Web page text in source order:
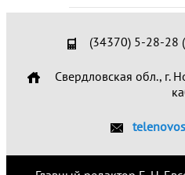
(34370) 5-28-28
Свердловская обл., г.